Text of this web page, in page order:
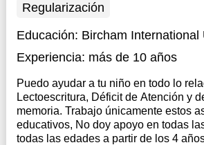
Regularización
Educación: Bircham International
Experiencia: más de 10 años
Puedo ayudar a tu niño en todo lo
Lectoescritura, Déficit de Atención y
memoria. Trabajo únicamente estos
educativos, No doy apoyo en todas
todas las edades a partir de los 4